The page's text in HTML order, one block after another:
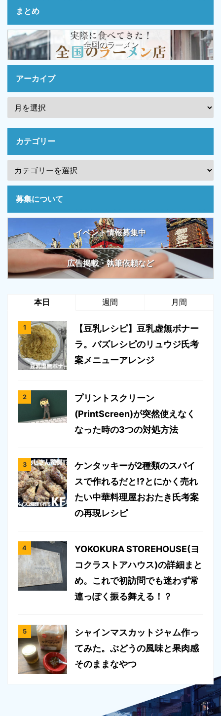
まとめ
全国のラーメン
アーカイブ
カテゴリー
募集について
イベント情報募集中
広告掲載・執筆依頼など
本日 週間 月間
【豆乳レシピ】豆乳虚無ボナー
ラ。バズレシピのリュウジ氏考
案メニューアレンジ
プリントスクリーン
(PrintScreen)が突然使えなく
なった時の3つの対処方法
ケンタッキーが2種類のスパイ
スで作れるだと!?とにかく売れ
たい中華料理屋おおたき氏考案
の再現レシピ
YOKOKURA STOREHOUSE(ヨ
コクラストアハウス)の詳細まと
め。これで初訪問でも迷わず常
連っぽく振る舞える！？
シャインマスカットジャム作っ
てみた。ぶどうの風味と果肉感
そのままなやつ